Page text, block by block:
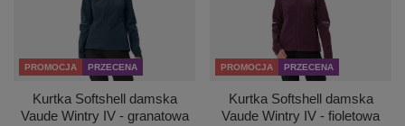
PROMOCJA PRZECENA
Kurtka Softshell damska
Vaude Wintry IV - granatowa
PROMOCJA PRZECENA
Kurtka Softshell damska
Vaude Wintry IV - fioletowa